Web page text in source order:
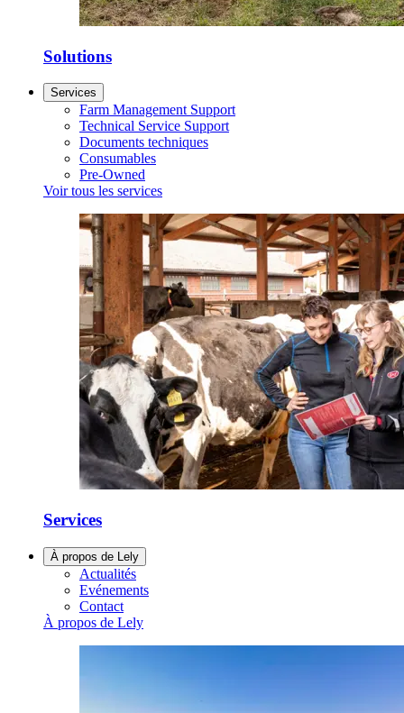
Solutions
Services
Farm Management Support
Technical Service Support
Documents techniques
Consumables
Pre-Owned
Voir tous les services
Services
À propos de Lely
Actualités
Evénements
Contact
À propos de Lely